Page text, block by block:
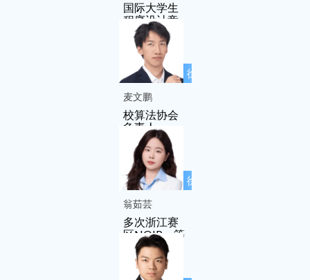
国际大学生
程序设计竞
赛(ICPC)亚
洲区域赛银
徐先友名师
麦文鹏
校算法协会
负责人
徐先友名师
翁茹芸
多次浙江赛
区NOIP一等